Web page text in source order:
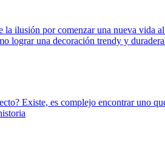
la ilusión por comenzar una nueva vida
lograr una decoración trendy y
Existe, es complejo encontrar uno